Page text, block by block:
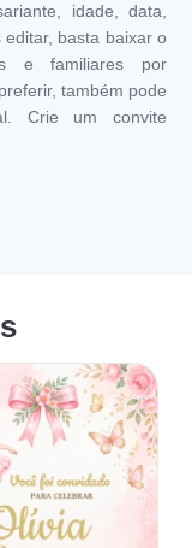
idade, data,
basta baixar o
e familiares por
também pode
Crie um convite